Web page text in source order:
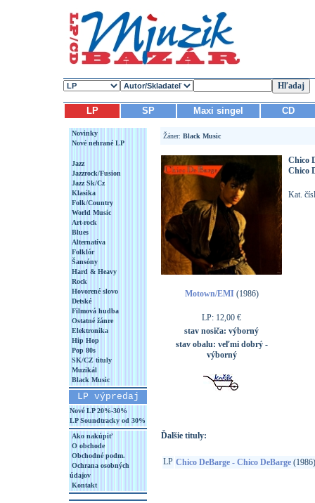
LP SP Maxi singel CD
Novinky
Nové nehrané LP
Jazz
Jazzrock/Fusion
Jazz Sk/Cz
Klasika
Folk/Country
World Music
Art-rock
Blues
Alternatíva
Folklór
Šansóny
Hard & Heavy
Rock
Hovorené slovo
Detské
Filmová hudba
Ostatné žánre
Elektronika
Hip Hop
Pop 80s
SK/CZ tituly
Muzikál
Black Music
LP výpredaj
Nové LP 20%-30%
LP Soundtracky od 30%
Ako nakúpiť
O obchode
Obchodné podm.
Ochrana osobných
údajov
Kontakt
Žáner: Black Music
Motown/EMI (1986)
LP: 12,00 €
stav nosiča: výborný
stav obalu: veľmi dobrý -
výborný
Chico
Chico
Kat.
Ďalšie tituly:
LP Chico DeBarge - Chico DeBarge(1986)